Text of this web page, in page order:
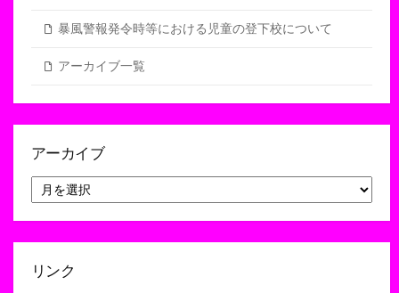
暴風警報発令時等における児童の登下校について
アーカイブ一覧
アーカイブ
ー
カ
リンク